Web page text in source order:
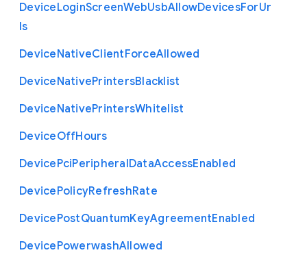
DeviceLoginScreenWebUsbAllowDevicesForUr
ls
DeviceNativeClientForceAllowed
DeviceNativePrintersBlacklist
DeviceNativePrintersWhitelist
DeviceOffHours
DevicePciPeripheralDataAccessEnabled
DevicePolicyRefreshRate
DevicePostQuantumKeyAgreementEnabled
DevicePowerwashAllowed